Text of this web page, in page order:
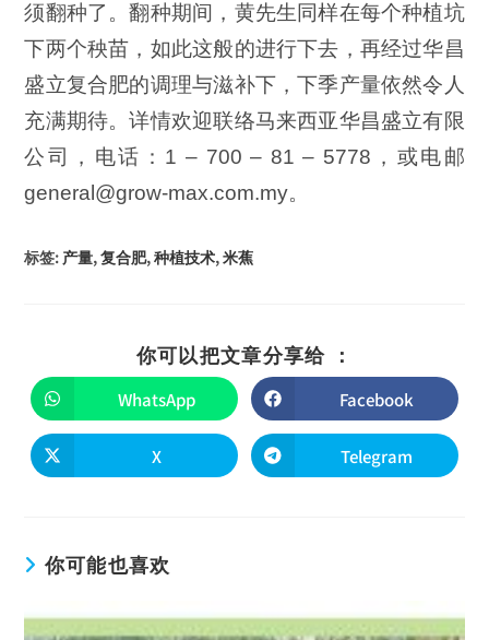
须翻种了。翻种期间，黄先生同样在每个种植坑
下两个秧苗，如此这般的进行下去，再经过华昌
盛立复合肥的调理与滋补下，下季产量依然令人
充满期待。详情欢迎联络马来西亚华昌盛立有限
公司，电话：1 – 700 – 81 – 5778，或电邮
general@grow-max.com.my。
标签: 产量,复合肥,种植技术,米蕉
你可以把文章分享给 ：
WhatsApp Facebook
X Telegram
你可能也喜欢